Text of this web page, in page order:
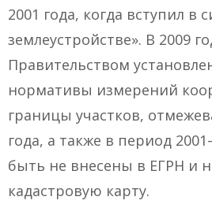
2001 года, когда вступил в
землеустройстве». В 2009
Правительством
нормативы измерений
границы участков,
года, а также в период
быть не внесены в ЕГРН и
кадастровую карту.